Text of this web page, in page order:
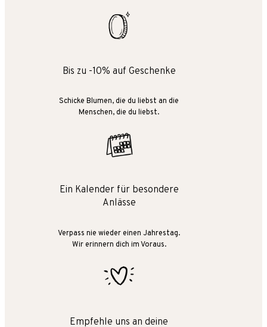
Bis zu -10% auf Geschenke
Schicke Blumen, die du liebst an die
Menschen, die du liebst.
Ein Kalender für besondere
Anlässe
Verpass nie wieder einen Jahrestag.
Wir erinnern dich im Voraus.
Empfehle uns an deine